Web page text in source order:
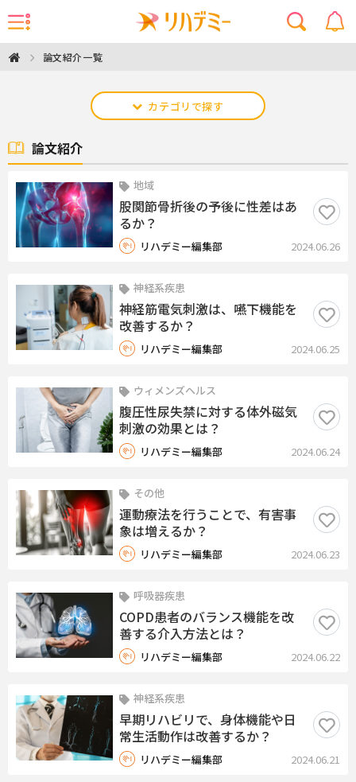
論文紹介一覧
カテゴリで探す
論文紹介
地域
股関節骨折後の予後に性差はあ
るか？
リハデミー編集部 2024.06.26
神経系疾患
神経筋電気刺激は、嚥下機能を
改善するか？
リハデミー編集部 2024.06.25
ウィメンズヘルス
腹圧性尿失禁に対する体外磁気
刺激の効果とは？
リハデミー編集部 2024.06.24
その他
運動療法を行うことで、有害事
象は増えるか？
リハデミー編集部 2024.06.23
呼吸器疾患
COPD患者のバランス機能を改
善する介入方法とは？
リハデミー編集部 2024.06.22
神経系疾患
早期リハビリで、身体機能や日
常生活動作は改善するか？
リハデミー編集部 2024.06.21